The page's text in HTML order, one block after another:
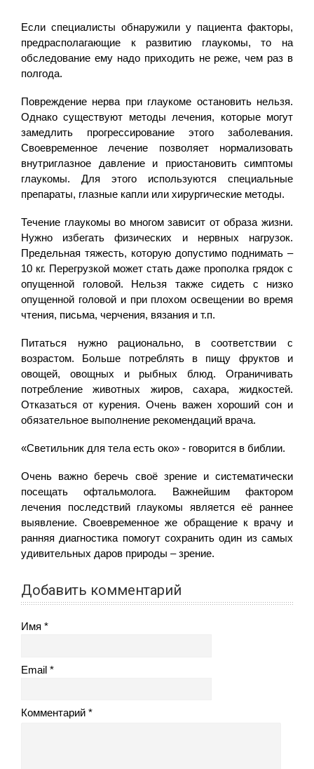
Если специалисты обнаружили у пациента факторы,
предрасполагающие к развитию глаукомы, то на
обследование ему надо приходить не реже, чем раз в
полгода.
Повреждение нерва при глаукоме остановить нельзя.
Однако существуют методы лечения, которые могут
замедлить прогрессирование этого заболевания.
Своевременное лечение позволяет нормализовать
внутриглазное давление и приостановить симптомы
глаукомы. Для этого используются специальные
препараты, глазные капли или хирургические методы.
Течение глаукомы во многом зависит от образа жизни.
Нужно избегать физических и нервных нагрузок.
Предельная тяжесть, которую допустимо поднимать –
10 кг. Перегрузкой может стать даже прополка грядок с
опущенной головой. Нельзя также сидеть с низко
опущенной головой и при плохом освещении во время
чтения, письма, черчения, вязания и т.п.
Питаться нужно рационально, в соответствии с
возрастом. Больше потреблять в пищу фруктов и
овощей, овощных и рыбных блюд. Ограничивать
потребление животных жиров, сахара, жидкостей.
Отказаться от курения. Очень важен хороший сон и
обязательное выполнение рекомендаций врача.
«Светильник для тела есть око» - говорится в библии.
Очень важно беречь своё зрение и систематически
посещать офтальмолога. Важнейшим фактором
лечения последствий глаукомы является её раннее
выявление. Своевременное же обращение к врачу и
ранняя диагностика помогут сохранить один из самых
удивительных даров природы – зрение.
Добавить комментарий
Имя
Email
Комментарий